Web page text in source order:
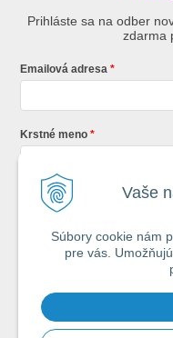
Vaše
Súbory cookie nám
pre vás.
Prihláste sa na odber
zdarma
Emailová adresa
Krstné meno
Registráciou súhlasíte so
Každý týždeň si od nás
akčná ponuka. 1x
Ochrana vašich osobných